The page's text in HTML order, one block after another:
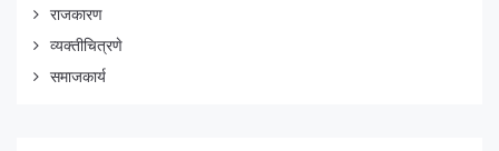
राजकारण
व्यक्तीचित्रणे
समाजकार्य